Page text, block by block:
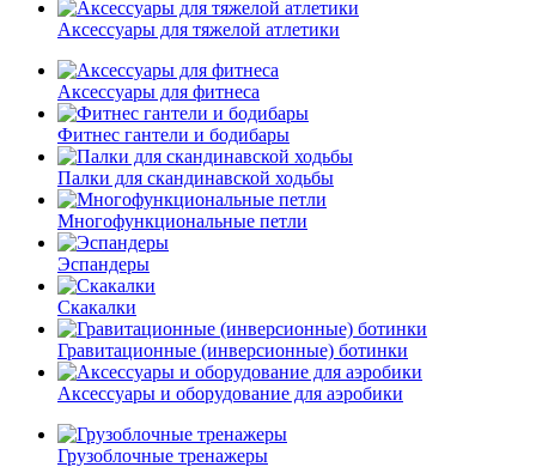
Аксессуары для тяжелой атлетики
Аксессуары для фитнеса
Фитнес гантели и бодибары
Палки для скандинавской ходьбы
Многофункциональные петли
Эспандеры
Скакалки
Гравитационные (инверсионные) ботинки
Аксессуары и оборудование для аэробики
Грузоблочные тренажеры